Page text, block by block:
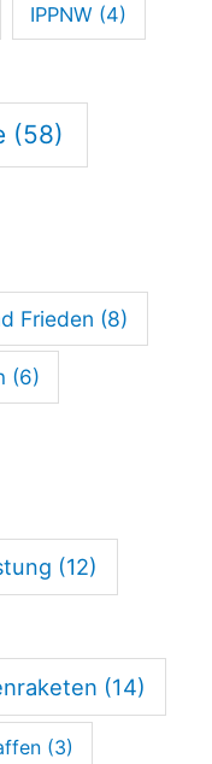
IPPNW (4)
(58)
Frieden (8)
(6)
(12)
(14)
(3)